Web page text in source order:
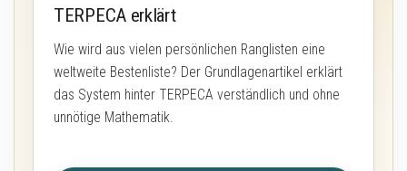
TERPECA erklärt
Wie wird aus vielen persönlichen Ranglisten eine
weltweite Bestenliste? Der Grundlagenartikel erklärt
das System hinter TERPECA verständlich und ohne
unnötige Mathematik.